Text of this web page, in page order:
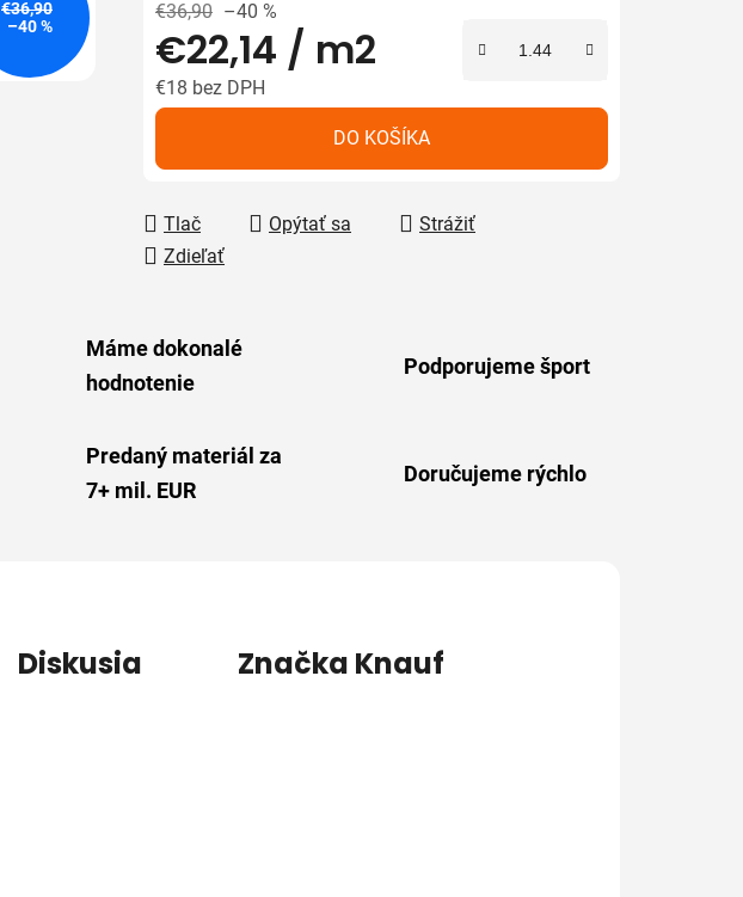
hviezdičiek.
€36,90 –40 %
€22,14 / m2
€18 bez DPH
DO KOŠÍKA
Tlač Opýtať sa
Strážiť
Zdieľať
€36,90
–40 %
Máme dokonalé
hodnotenie
Podporujeme šport
Predaný materiál za
7+ mil. EUR
Doručujeme rýchlo
Diskusia Značka Knauf